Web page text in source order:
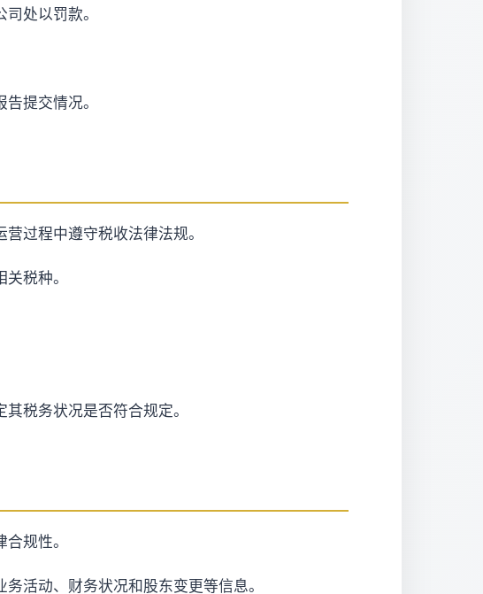
处以罚款。
告提交情况。
过程中遵守税收法律法规。
税种。
税务状况是否符合规定。
规性。
务活动、财务状况和股东变更等信息。